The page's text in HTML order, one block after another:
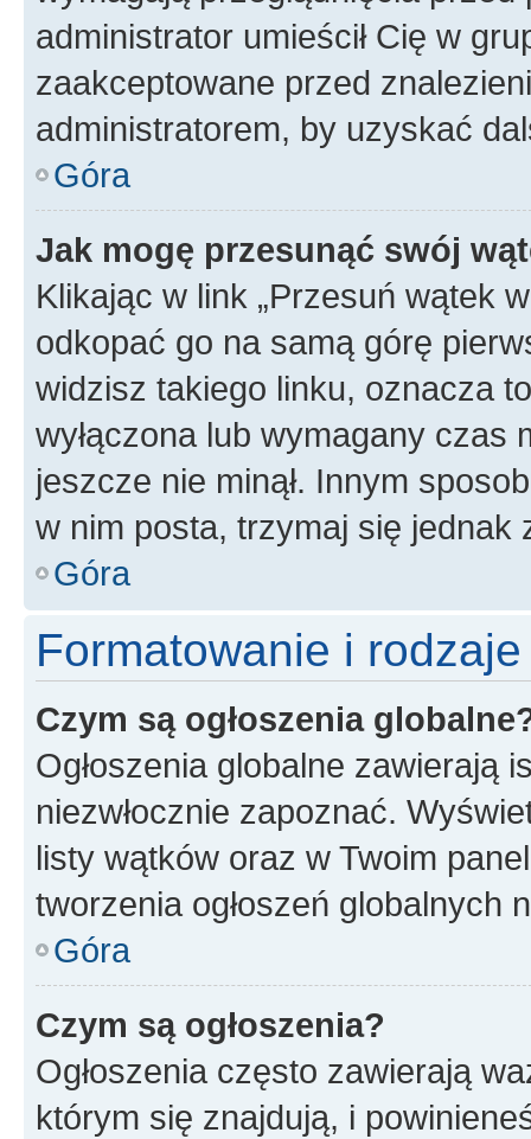
administrator umieścił Cię w
zaakceptowane przed
administratorem, by uzyskać
Góra
Jak mogę przesunąć swój
Klikając w link „Przesuń wątek
odkopać go na samą górę
widzisz takiego linku, oznacza
wyłączona lub wymagany czas
jeszcze nie minął. Innym
w nim posta, trzymaj się jednak
Góra
Formatowanie i
Czym są ogłoszenia
Ogłoszenia globalne zawierają
niezwłocznie zapoznać.
listy wątków oraz w Twoim
tworzenia ogłoszeń globalnych
Góra
Czym są ogłoszenia?
Ogłoszenia często zawierają
którym się znajdują, i